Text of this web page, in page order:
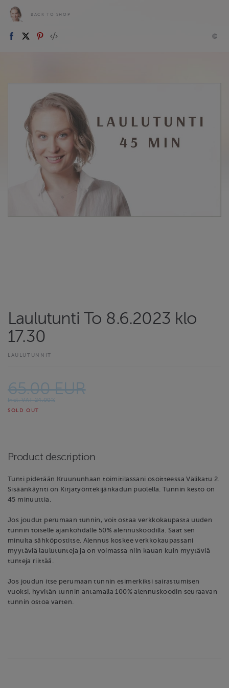
BACK TO SHOP
Laulutunti To 8.6.2023 klo
17.30
LAULUTUNNIT
65.00 EUR
Incl. VAT 24.00%
SOLD OUT
Product description
Tunti pidetään Kruununhaan toimitilassani osoitteessa Välikatu 2.
Sisäänkäynti on Kirjatyöntekijänkadun puolella. Tunnin kesto on
45 minuuttia.
Jos joudut perumaan tunnin, voit ostaa verkkokaupasta uuden
tunnin toiselle ajankohdalle 50% alennuskoodilla. Saat sen
minulta sähköpostitse. Alennus koskee verkkokaupassani
myytäviä laulutunteja ja on voimassa niin kauan kuin myytäviä
tunteja riittää.
Jos joudun itse perumaan tunnin esimerkiksi sairastumisen
vuoksi, hyvitän tunnin antamalla 100% alennuskoodin seuraavan
tunnin ostoa varten.